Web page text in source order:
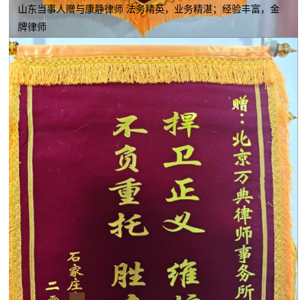
山东当事人赠与康静律师 法务精英，业务精湛；经验丰富，金
牌律师